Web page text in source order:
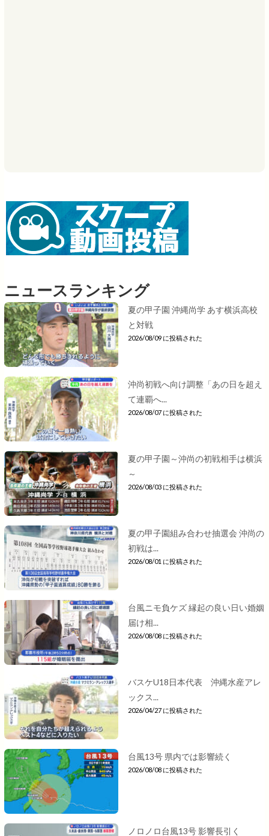
ニュースランキング
夏の甲子園 沖縄尚学 あす横浜高校
と対戦
2026/08/09 に投稿された
沖尚初戦へ向け調整「あの日を超え
て連覇へ...
2026/08/07 に投稿された
夏の甲子園～沖尚の初戦相手は横浜
～
2026/08/03 に投稿された
夏の甲子園組み合わせ抽選会 沖尚の
初戦は...
2026/08/01 に投稿された
台風ニモ負ケズ 縁起の良い日い婚姻
届け相...
2026/08/08 に投稿された
バスケU18日本代表 沖縄水産アレ
ックス...
2026/04/27 に投稿された
台風13号 県内では影響続く
2026/08/08 に投稿された
ノロノロ台風13号 影響長引く